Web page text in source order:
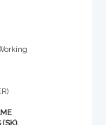
(SK),